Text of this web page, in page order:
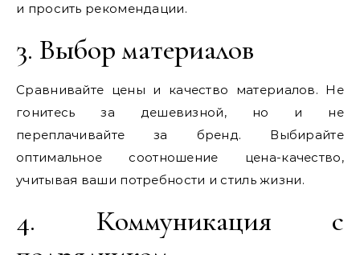
и просить рекомендации.
3. Выбор материалов
Сравнивайте цены и качество материалов. Не
гонитесь за дешевизной, но и не
переплачивайте за бренд. Выбирайте
оптимальное соотношение цена-качество,
учитывая ваши потребности и стиль жизни.
4. Коммуникация с